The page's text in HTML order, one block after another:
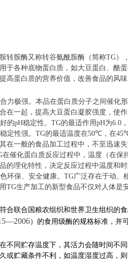
转胺酶又称转谷氨酰胺酶（简称TG）
于各种底物蛋白质，如大豆蛋白、酪
高蛋白质的营养价值，改善食品的风
力极强。本品在蛋白质分子之间催化
在一起，提高大豆蛋白凝胶强度，使
的pH稳定性。 TG的最适作用pH为6.0
定性强。 TG的最适温度在50℃ ，在
在一般的食品加工过程中，不至迅速失
在催化蛋白质反应过程中，温度（在保
的理化特性，决定反应过程中温度和时
环保、安全健康。 TG广泛存在于动、
TG生产加工的新型食品不仅对人体是
合联合国粮农组织和世界卫生组织的
）的食用级酶的规格标准，并
不同贮存温度下，其活力会随时间不
或贮藏条件不利，如温度湿度过高，